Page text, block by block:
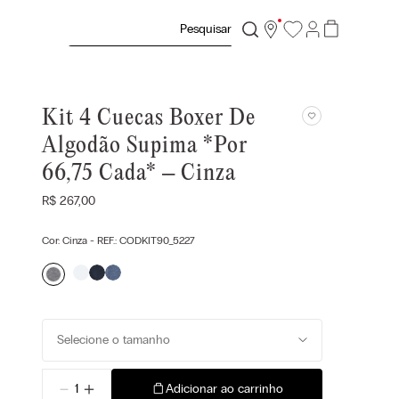
Kit 4 Cuecas Boxer De
Algodão Supima *Por
66,75 Cada* – Cinza
R$ 267,00
Cor: Cinza- REF.: CODKIT90_5227
Selecione o tamanho
＋
－ Adicionar ao carrinho